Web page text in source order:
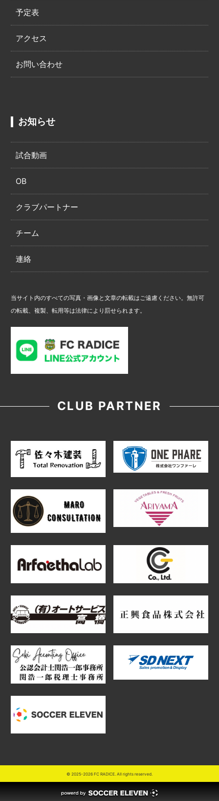
予定表
アクセス
お問い合わせ
お知らせ
試合動画
OB
クラブパートナー
チーム
連絡
当サイト内のすべての写真・画像と文章の転載はご遠慮ください。無許可
の転載、複製、転用等は法律により罰せられます。
CLUB PARTNER
© 2025-2026 FC RADICE. All rights reserved.